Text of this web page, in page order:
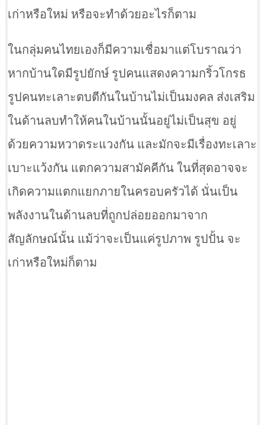
เก่าหรือใหม่ หรือจะทำด้วยอะไรก็ตาม
ในกลุ่มคนไทยเองก็มีความเชื่อมาแต่โบราณว่า
หากบ้านใดมีรูปยักษ์ รูปคนแสดงความกริ้วโกรธ
รูปคนทะเลาะตบตีกันในบ้านไม่เป็นมงคล ส่งเสริม
ในด้านลบทำให้คนในบ้านนั้นอยู่ไม่เป็นสุข อยู่
ด้วยความหวาดระแวงกัน และมักจะมีเรื่องทะเลาะ
เบาะแว้งกัน แตกความสามัคคีกัน ในที่สุดอาจจะ
เกิดความแตกแยกภายในครอบครัวได้ นั่นเป็น
พลังงานในด้านลบที่ถูกปล่อยออกมาจาก
สัญลักษณ์นั้น แม้ว่าจะเป็นแค่รูปภาพ รูปปั้น จะ
เก่าหรือใหม่ก็ตาม